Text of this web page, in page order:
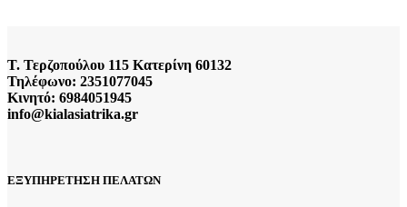
Τ. Τερζοπούλου 115 Κατερίνη 60132
Τηλέφωνο: 2351077045
Κινητό: 6984051945
info@kialasiatrika.gr
ΕΞΥΠΗΡΕΤΗΣΗ ΠΕΛΑΤΩΝ